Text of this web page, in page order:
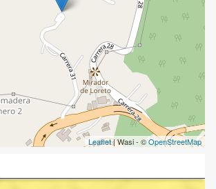
Leaflet| Wasi - ©OpenStreetMap